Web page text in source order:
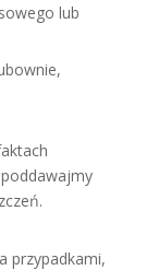
lub
przypadkami,